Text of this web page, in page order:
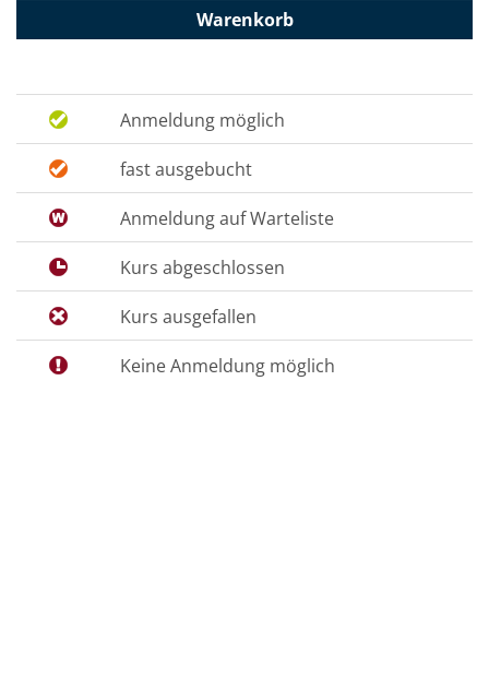
Warenkorb
Anmeldung möglich
fast ausgebucht
Anmeldung auf Warteliste
Kurs abgeschlossen
Kurs ausgefallen
Keine Anmeldung möglich